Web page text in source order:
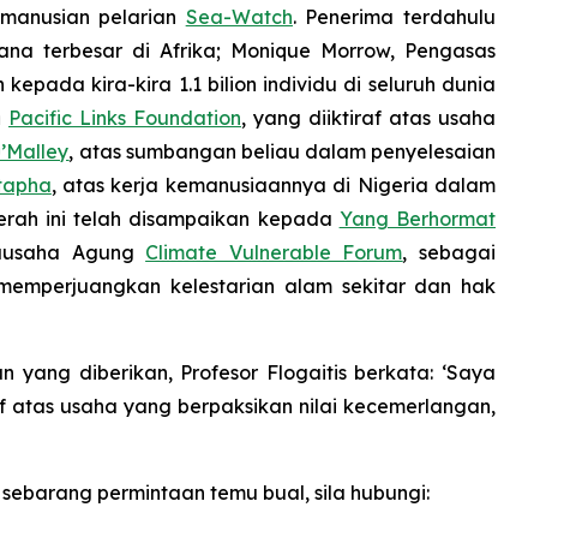
pelarian Sea-Watch. Penerima terdahulu
terbesar di Afrika; Monique Morrow, Pengasas
kira-kira 1.1 bilion individu di seluruh dunia
Pacific Links Foundation, yang diiktiraf atas usaha
, atas sumbangan beliau dalam penyelesaian
, atas kerja kemanusiaannya di Nigeria dalam
ini telah disampaikan kepada Yang Berhormat
Agung Climate Vulnerable Forum, sebagai
kelestarian alam sekitar dan hak
diberikan, Profesor Flogaitis berkata: ‘Saya
usaha yang berpaksikan nilai kecemerlangan,
permintaan temu bual, sila hubungi: